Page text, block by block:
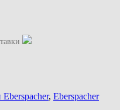
, Eberspacher